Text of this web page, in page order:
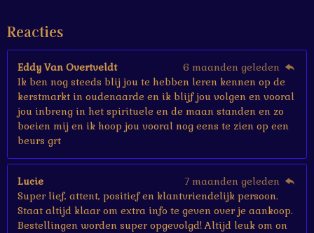
r
r
Reacties
Eddy Van Overtveldt
6 maanden geleden
Ik ben nog steeds blij jou te hebben leren kennen op de
kerstmarkt in oudenaarde en ik blijf jou volgen en vooral
jou inbreng in het spirituele en de maan standen en zo
boeien mij en ik hoop jou vooral nog eens te zien op een
beurs grt
Lucie
7 maanden geleden
Super lief, attent, positief en klantvriendelijk persoon.
Staat altijd klaar om extra info te geven over je aankoop.
Bestellingen worden super opgevolgd! Altijd leuk om on